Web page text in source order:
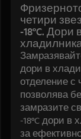
четири
-18ºC. Дори
дори в
отделение с
позволява
замразите
-18ºC дори в
за